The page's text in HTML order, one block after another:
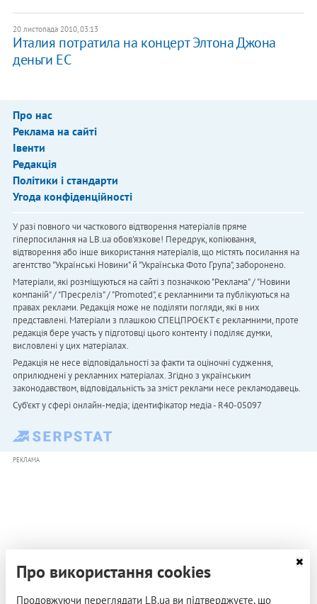
20 листопада 2010, 03:13
Италия потратила на концерт Элтона Джона
деньги ЕС
Про нас
Реклама на сайті
Івенти
Редакція
Політики і стандарти
Угода конфіденційності
У разі повного чи часткового відтворення матеріалів пряме
гіперпосилання на LB.ua обов'язкове! Передрук, копіювання,
відтворення або інше використання матеріалів, що містять посилання на
агентство "Українськi Новини" й "Українська Фото Група", заборонено.
Матеріали, які розміщуються на сайті з позначкою "Реклама" / "Новини
компаній" / "Пресреліз" / "Promoted", є рекламними та публікуються на
правах реклами. Редакція може не поділяти погляди, які в них
представлені. Матеріали з плашкою СПЕЦПРОЄКТ є рекламними, проте
редакція бере участь у підготовці цього контенту і поділяє думки,
висловлені у цих матеріалах.
Редакція не несе відповідальності за факти та оціночні судження,
оприлюднені у рекламних матеріалах. Згідно з українським
законодавством, відповідальність за зміст реклами несе рекламодавець.
Cуб'єкт у сфері онлайн-медіа; ідентифікатор медіа - R40-05097
РЕКЛАМА
Про використання cookies
Продовжуючи переглядати LB.ua ви підтверджуєте, що